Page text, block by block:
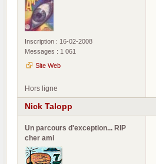
Inscription : 16-02-2008
Messages : 1 061
Site Web
Hors ligne
Nick Talopp
Un parcours d'exception... RIP
cher ami